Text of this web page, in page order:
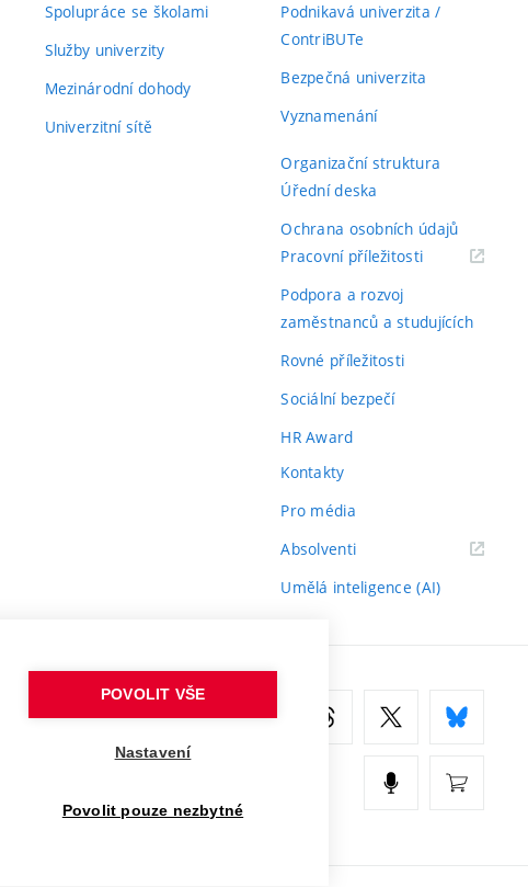
Spolupráce se školami
Služby univerzity
Mezinárodní dohody
Univerzitní sítě
Podnikavá univerzita /
ContriBUTe
Bezpečná univerzita
Vyznamenání
Organizační struktura
Úřední deska
Ochrana osobních údajů
Pracovní příležitosti(externí
Podpora a rozvoj
zaměstnanců a studujících
Rovné příležitosti
Sociální bezpečí
HR Award
Kontakty
Pro média
Absolventi(externí
Umělá inteligence (AI)
POVOLIT VŠE
Nastavení
Povolit pouze nezbytné